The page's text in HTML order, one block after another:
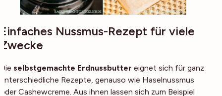
Einfaches Nussmus-Rezept für viele
Zwecke
Die selbstgemachte Erdnussbutter eignet sich für ganz
unterschiedliche Rezepte, genauso wie Haselnussmus
oder Cashewcreme. Aus ihnen lassen sich zum Beispiel